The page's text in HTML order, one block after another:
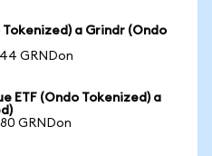
a Grindr (Ondo
GRNDon
ETF (Ondo Tokenized) a
GRNDon